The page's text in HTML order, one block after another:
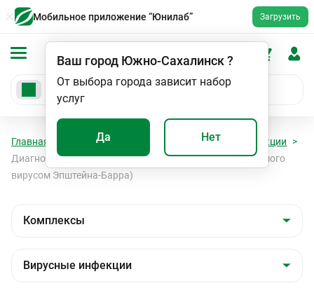
Мобильное приложение “Юнилаб” Загрузить
Ваш город Южно-Сахалинск?
От выбора города зависит набор
услуг
Да Нет
Главная Анализы
Вирусные инфекции
Диагностика инфекционного мононуклеоза (вызываемого
вирусом Эпштейна-Барра)